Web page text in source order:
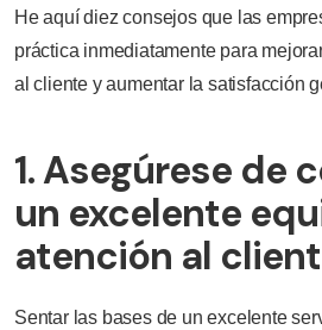
He aquí diez consejos que las
práctica inmediatamente para
al cliente y aumentar la satisfacción
1. Asegúrese de
un excelente
atención al
Sentar las bases de un excelente